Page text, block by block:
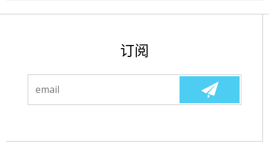
订阅